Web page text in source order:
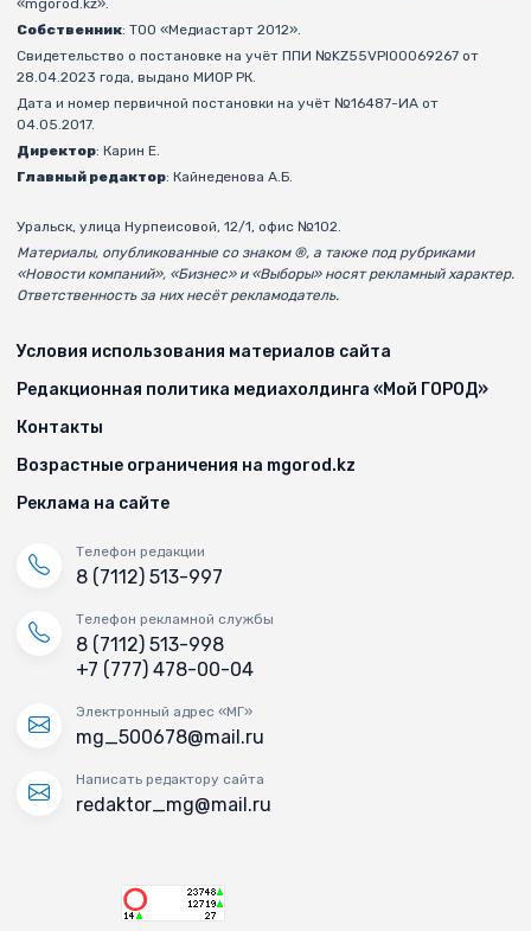
«mgorod.kz».
Собственник: ТОО «Медиастарт 2012».
Свидетельство о постановке на учёт ППИ №KZ55VPI00069267 от
28.04.2023 года, выдано МИОР РК.
Дата и номер первичной постановки на учёт №16487-ИА от
04.05.2017.
Директор: Карин Е.
Главный редактор: Кайнеденова А.Б.
Уральск, улица Нурпеисовой, 12/1, офис №102.
Материалы, опубликованные со знаком ®, а также под рубриками
«Новости компаний», «Бизнес» и «Выборы» носят рекламный характер.
Ответственность за них несёт рекламодатель.
Условия использования материалов сайта
Редакционная политика медиахолдинга «Мой ГОРОД»
Контакты
Возрастные ограничения на mgorod.kz
Реклама на сайте
Телефон редакции
8 (7112) 513-997
Телефон рекламной службы
8 (7112) 513-998
+7 (777) 478-00-04
Электронный адрес «МГ»
mg_500678@mail.ru
Написать редактору сайта
redaktor_mg@mail.ru